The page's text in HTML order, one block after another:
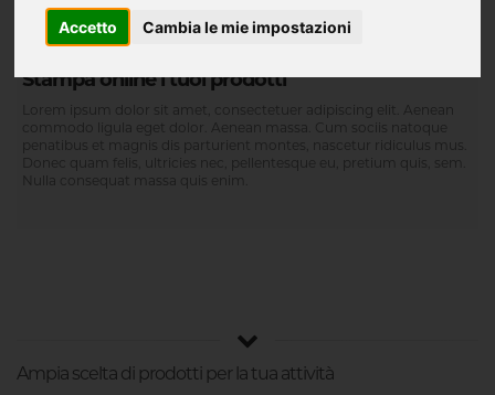
Accetto Cambia le mie impostazioni
Stampa online i tuoi prodotti
Lorem ipsum dolor sit amet, consectetuer adipiscing elit. Aenean
commodo ligula eget dolor. Aenean massa. Cum sociis natoque
penatibus et magnis dis parturient montes, nascetur ridiculus mus.
Donec quam felis, ultricies nec, pellentesque eu, pretium quis, sem.
Nulla consequat massa quis enim.
Ampia scelta di prodotti per la tua attività